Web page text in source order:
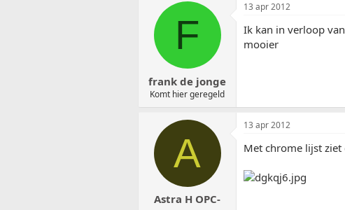
F
frank de jonge
Komt hier geregeld
13 apr 2012
Ik kan in verloop
mooier
A
Astra H OPC-
13 apr 2012
Met chrome lijst